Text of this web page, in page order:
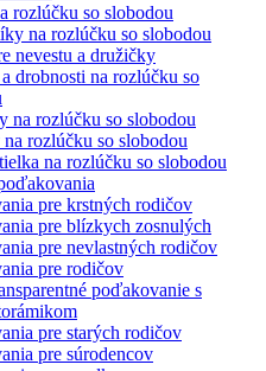
rozlúčku so slobodou
na rozlúčku so slobodou
nevestu a družičky
drobnosti na rozlúčku so
na rozlúčku so slobodou
rozlúčku so slobodou
na rozlúčku so slobodou
pre krstných rodičov
pre blízkych zosnulých
pre nevlastných rodičov
pre rodičov
poďakovanie s
pre starých rodičov
pre súrodencov